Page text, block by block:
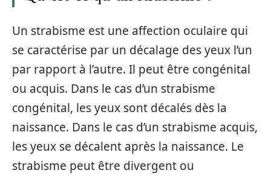
Un strabisme est une affection oculaire qui
se caractérise par un décalage des yeux l’un
par rapport à l’autre. Il peut être congénital
ou acquis. Dans le cas d’un strabisme
congénital, les yeux sont décalés dès la
naissance. Dans le cas d’un strabisme acquis,
les yeux se décalent après la naissance. Le
strabisme peut être divergent ou